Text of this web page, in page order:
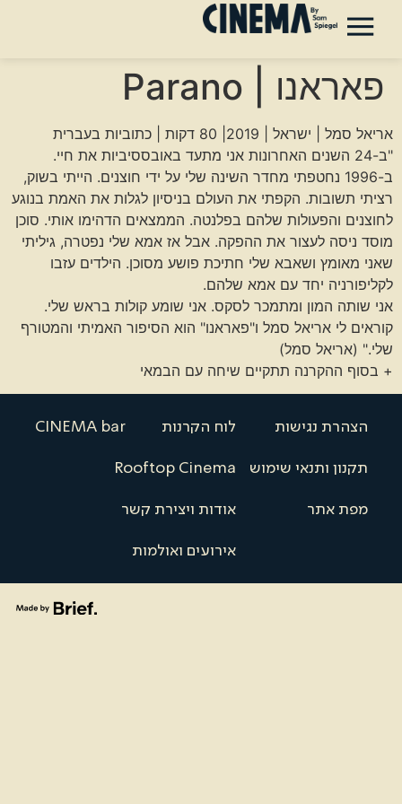
פאראנו | Parano
אריאל סמל | ישראל | 2019| 80 דקות | כתוביות בעברית
"ב-24 השנים האחרונות אני מתעד באובססיביות את חיי.
ב-1996 נחטפתי מחדר השינה שלי על ידי חוצנים. הייתי בשוק,
רציתי תשובות. הקפתי את העולם בניסיון לגלות את האמת בנוגע
לחוצנים והפעולות שלהם בפלנטה. הממצאים הדהימו אותי. סוכן
מוסד ניסה לעצור את ההפקה. אבל אז אמא שלי נפטרה, גיליתי
שאני מאומץ ושאבא שלי חתיכת פושע מסוכן. הילדים עזבו
לקליפורניה יחד עם אמא שלהם.
אני שותה המון ומתמכר לסקס. אני שומע קולות בראש שלי.
קוראים לי אריאל סמל ו"פאראנו" הוא הסיפור האמיתי והמטורף
שלי." (אריאל סמל)
+ בסוף ההקרנה תתקיים שיחה עם הבמאי
הצהרת נגישות
תקנון ותנאי שימוש
מפת אתר
לוח הקרנות CINEMA bar
Rooftop Cinema
אודות ויצירת קשר
אירועים ואולמות